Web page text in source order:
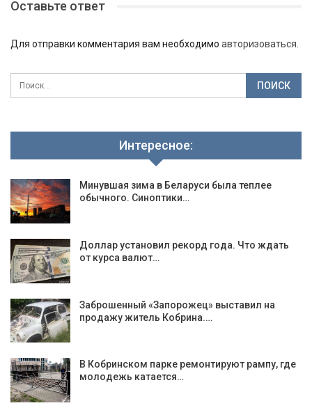
Оставьте ответ
Для отправки комментария вам необходимо авторизоваться.
Интересное:
Минувшая зима в Беларуси была теплее
обычного. Синоптики…
Доллар установил рекорд года. Что ждать
от курса валют…
Заброшенный «Запорожец» выставил на
продажу житель Кобрина.…
В Кобринском парке ремонтируют рампу, где
молодежь катается…